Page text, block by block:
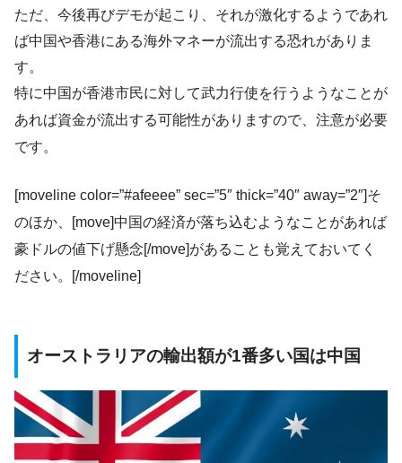
ただ、今後再びデモが起こり、それが激化するようであれ
ば中国や香港にある海外マネーが流出する恐れがありま
す。
特に中国が香港市民に対して武力行使を行うようなことが
あれば資金が流出する可能性がありますので、注意が必要
です。
[moveline color=”#afeeee” sec=”5″ thick=”40″ away=”2″]そ
のほか、[move]中国の経済が落ち込むようなことがあれば
豪ドルの値下げ懸念[/move]があることも覚えておいてく
ださい。[/moveline]
オーストラリアの輸出額が1番多い国は中国